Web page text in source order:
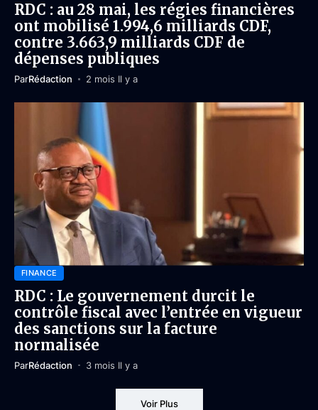
RDC : au 28 mai, les régies financières
ont mobilisé 1.994,6 milliards CDF,
contre 3.663,9 milliards CDF de
dépenses publiques
ParRédaction 2 mois Il y a
FINANCE
RDC : Le gouvernement durcit le
contrôle fiscal avec l’entrée en vigueur
des sanctions sur la facture
normalisée
ParRédaction 3 mois Il y a
Voir Plus